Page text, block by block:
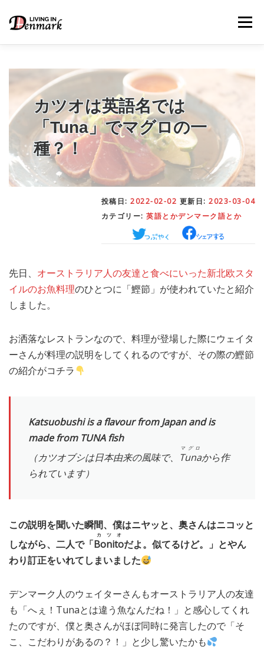
メニュー
LIFE TIPS – 生活便利帳 FOOD – ごはん事情
STUDY– 留学関連情報
WORK– デンマークの働き方
– 日本人の考察
MEDIA– メディア掲載 TRAVEL– 旅行
ABOUT US - サイトについて
カツオは英語名では
「Tuna」でマグロの一
種？！
投稿日: 2022-02-02 更新日: 2023-03-04
カテゴリー: 英語とかデンマーク語とか
先日、 オーストラリア人の友達と食べにいった新北欧スタ
イルのお魚料理のひとつに「鰹節」が使われていたと紹介
しました。
お洒落なレストランなので、料理が登場した際にウェイタ
ーさんが料理の説明をしてくれるのですが、その際の鰹節
の紹介がコチラ
Katsuobushi is a flavour from Japan and is
made from TUNA fish
（カツオブシは日本由来の風味で、 Tuna
マグロ
から作
られています）
この説明を聞いた瞬間、僕はニヤッと、奥さんはニコッと
しながら、二人で「Bonito
カツオ
だよ。似てるけど。」とやん
わり訂正をいれてしまいました
デンマーク人のウェイターさんもオーストラリア人の友達
も「へぇ！Tunaとは違う魚なんだね！」と感心してくれ
たのですが、僕と奥さんがほぼ同時に発言したので「そ
こ、こだわりがあるの？！」と少し驚いたかも